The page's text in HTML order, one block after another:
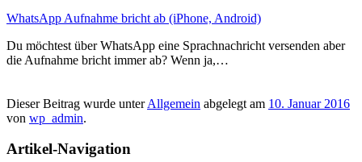
WhatsApp Aufnahme bricht ab (iPhone, Android)
Du möchtest über WhatsApp eine Sprachnachricht versenden aber
die Aufnahme bricht immer ab? Wenn ja,…
Dieser Beitrag wurde unterAllgemein abgelegt am 10. Januar 2016
von wp_admin.
Artikel-Navigation